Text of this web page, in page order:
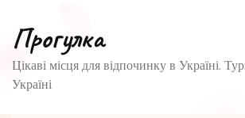
Прогулка
Цікаві місця для відпочинку в Україні.
Україні